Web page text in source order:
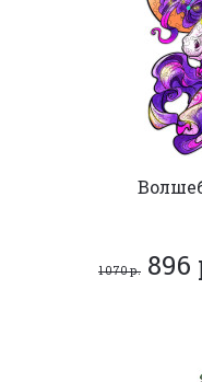
1 070 р. 896